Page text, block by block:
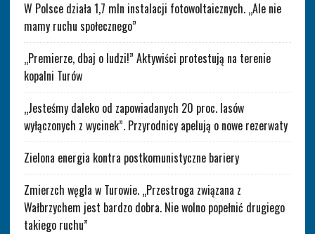
W Polsce działa 1,7 mln instalacji fotowoltaicznych. „Ale nie
mamy ruchu społecznego”
„Premierze, dbaj o ludzi!” Aktywiści protestują na terenie
kopalni Turów
„Jesteśmy daleko od zapowiadanych 20 proc. lasów
wyłączonych z wycinek”. Przyrodnicy apelują o nowe rezerwaty
Zielona energia kontra postkomunistyczne bariery
Zmierzch węgla w Turowie. „Przestroga związana z
Wałbrzychem jest bardzo dobra. Nie wolno popełnić drugiego
takiego ruchu”